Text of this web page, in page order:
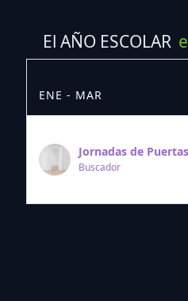
El AÑO ESCOLAR
ENE - MAR
Jornadas de
Buscador